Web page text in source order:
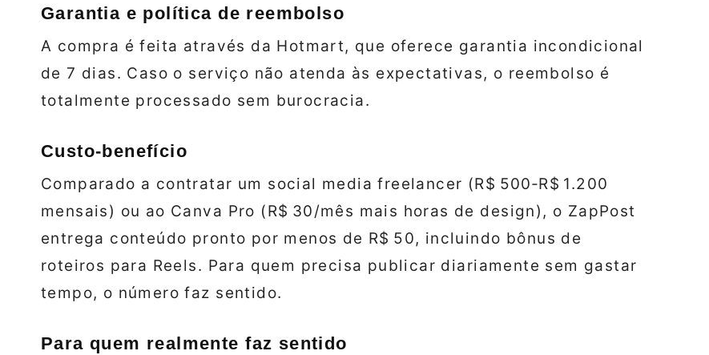
Garantia e política de reembolso
A compra é feita através da Hotmart, que oferece garantia incondicional
de 7 dias. Caso o serviço não atenda às expectativas, o reembolso é
totalmente processado sem burocracia.
Custo‑benefício
Comparado a contratar um social media freelancer (R$ 500‑R$ 1.200
mensais) ou ao Canva Pro (R$ 30/mês mais horas de design), o ZapPost
entrega conteúdo pronto por menos de R$ 50, incluindo bônus de
roteiros para Reels. Para quem precisa publicar diariamente sem gastar
tempo, o número faz sentido.
Para quem realmente faz sentido